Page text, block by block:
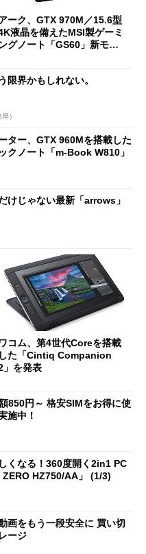
ーク、GTX 970M／15.6型
液晶を備えたMSI製ゲーミ
グノート「GS60」新モデ
限界かもしれない。
）
ター、GTX 960Mを搭載した
クノート「m-Book W810」
けじゃない最新「arrows」
コム、第4世代Coreを搭載
した「Cintiq Companion
」を発表
850円～ 格安SIMをお得に使
施中！
くなる！360度開く2in1 PC
ZERO HZ750/AA」 (1/3)
画をもう一段安全に 買い切
ージ